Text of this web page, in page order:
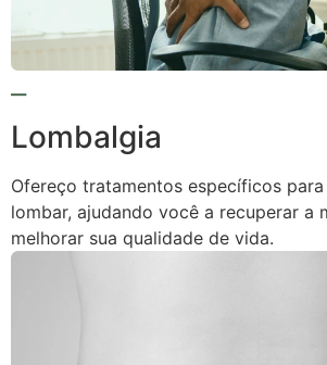
Lombalgia
Ofereço tratamentos específicos
lombar, ajudando você a recuperar a
melhorar sua qualidade de vida.